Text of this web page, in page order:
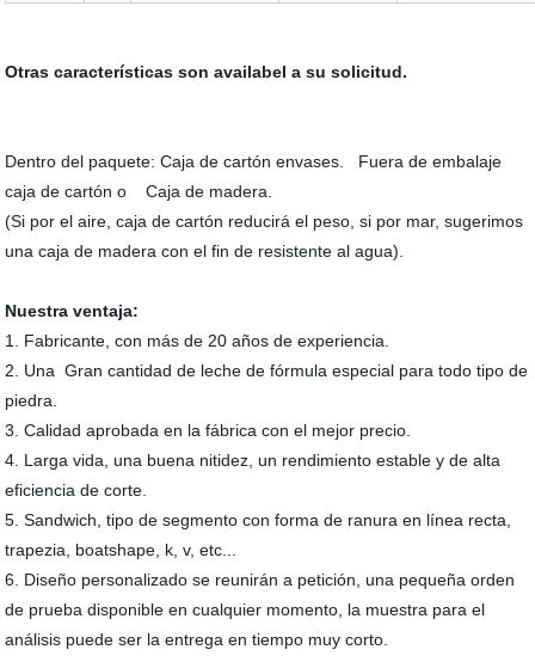
Otras características son availabel a su solicitud.
Dentro del paquete: Caja de cartón envases. Fuera de embalaje
caja de cartón o Caja de madera.
(Si por el aire, caja de cartón reducirá el peso, si por mar, sugerimos
una caja de madera con el fin de resistente al agua).
Nuestra ventaja:
1. Fabricante, con más de 20 años de experiencia.
2. Una Gran cantidad de leche de fórmula especial para todo tipo de
piedra.
3. Calidad aprobada en la fábrica con el mejor precio.
4. Larga vida, una buena nitidez, un rendimiento estable y de alta
eficiencia de corte.
5. Sandwich, tipo de segmento con forma de ranura en línea recta,
trapezia, boatshape, k, v, etc...
6. Diseño personalizado se reunirán a petición, una pequeña orden
de prueba disponible en cualquier momento, la muestra para el
análisis puede ser la entrega en tiempo muy corto.